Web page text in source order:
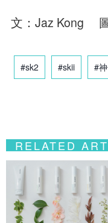
文：Jaz Kong
#sk2 #skii #
RELATED